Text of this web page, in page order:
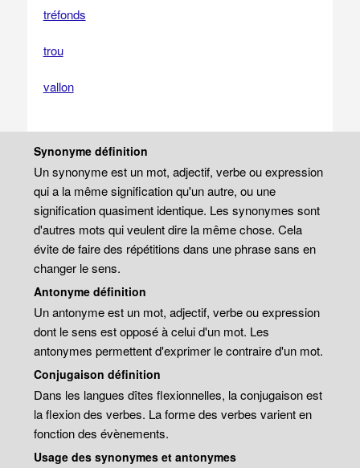
tréfonds
trou
vallon
Synonyme définition
Un synonyme est un mot, adjectif, verbe ou expression
qui a la même signification qu'un autre, ou une
signification quasiment identique. Les synonymes sont
d'autres mots qui veulent dire la même chose. Cela
évite de faire des répétitions dans une phrase sans en
changer le sens.
Antonyme définition
Un antonyme est un mot, adjectif, verbe ou expression
dont le sens est opposé à celui d'un mot. Les
antonymes permettent d'exprimer le contraire d'un mot.
Conjugaison définition
Dans les langues dîtes flexionnelles, la conjugaison est
la flexion des verbes. La forme des verbes varient en
fonction des évènements.
Usage des synonymes et antonymes